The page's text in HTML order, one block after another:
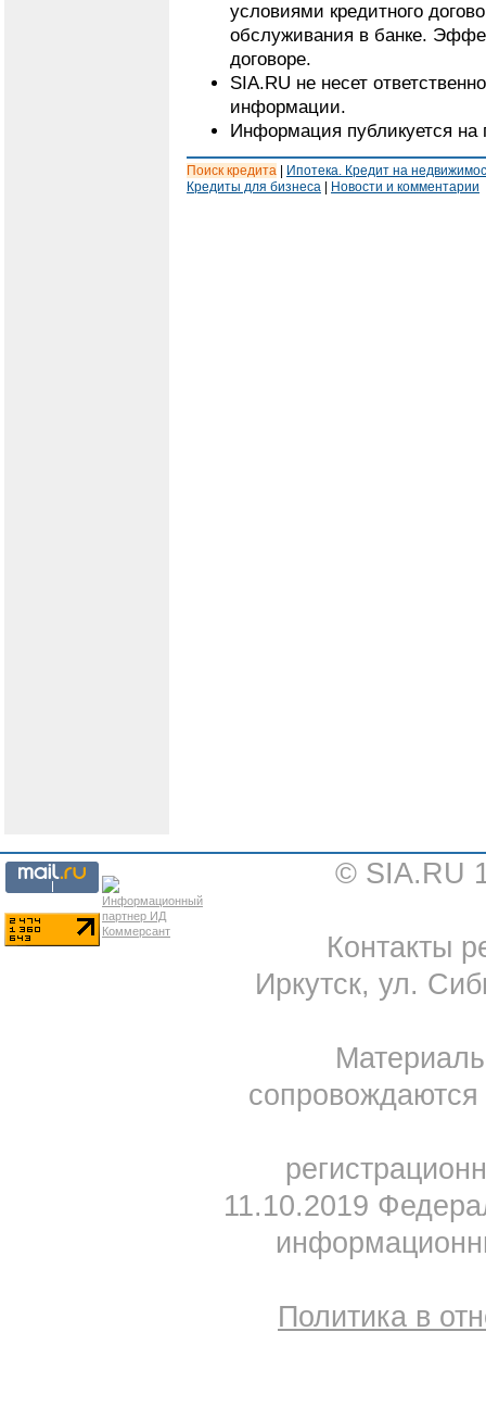
условиями кредитного
обслуживания в банке.
договоре.
SIA.RU не несет
информации.
Информация публикуется на
Поиск кредита
Ипотека. Кредит на
Кредиты для бизнеса
Новости и комментарии
© SIA.RU
Контакты
Иркутск, ул.
11.10.2019
Политика в